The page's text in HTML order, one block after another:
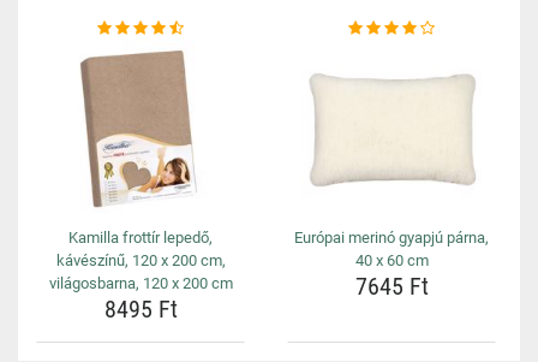
Kamilla frottír lepedő,
kávészínű, 120 x 200 cm,
világosbarna, 120 x 200 cm
8495 Ft
Európai merinó gyapjú párna,
40 x 60 cm
7645 Ft